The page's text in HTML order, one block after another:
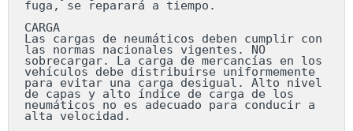
fuga, se reparará a tiempo.
CARGA
Las cargas de neumáticos deben cumplir con
las normas nacionales vigentes. NO
sobrecargar. La carga de mercancías en los
vehículos debe distribuirse uniformemente
para evitar una carga desigual. Alto nivel
de capas y alto índice de carga de los
neumáticos no es adecuado para conducir a
alta velocidad.